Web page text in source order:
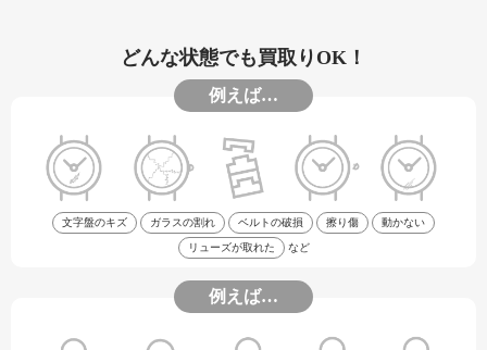
どんな状態でも買取りOK！
例えば…
文字盤のキズ ガラスの割れ ベルトの破損 擦り傷 動かない
リューズが取れた など
例えば…